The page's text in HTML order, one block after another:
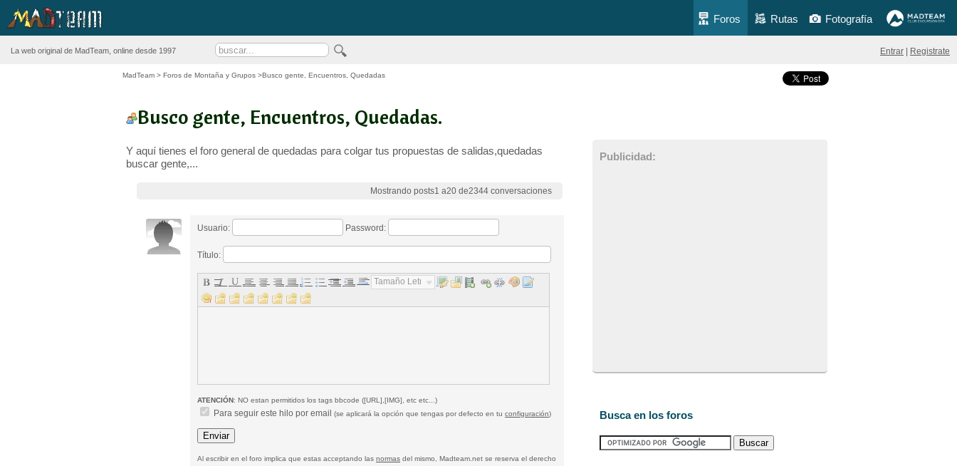
Foros Rutas Fotografía
La web original de MadTeam, online desde 1997 Entrar Registrate
MadTeam > Foros de Montaña y Grupos >Busco gente, Encuentros, Quedadas
Busco gente, Encuentros, Quedadas.
Y aquí tienes el foro general de quedadas para colgar tus propuestas de salidas,quedadas
buscar gente,...
Mostrando posts1 a20 de2344 conversaciones
Usuario: Password:
Título:
Tamaño Letra...
ATENCIÓN: NO estan permitidos los tags bbcode ([URL],[IMG], etc etc...)
Para seguir este hilo por email (se aplicará la opción que tengas por defecto en tu configuración)
Al escribir en el foro implica que estas acceptando las normas del mismo, Madteam.net se reserva el derecho
Publicidad:
Busca en los foros